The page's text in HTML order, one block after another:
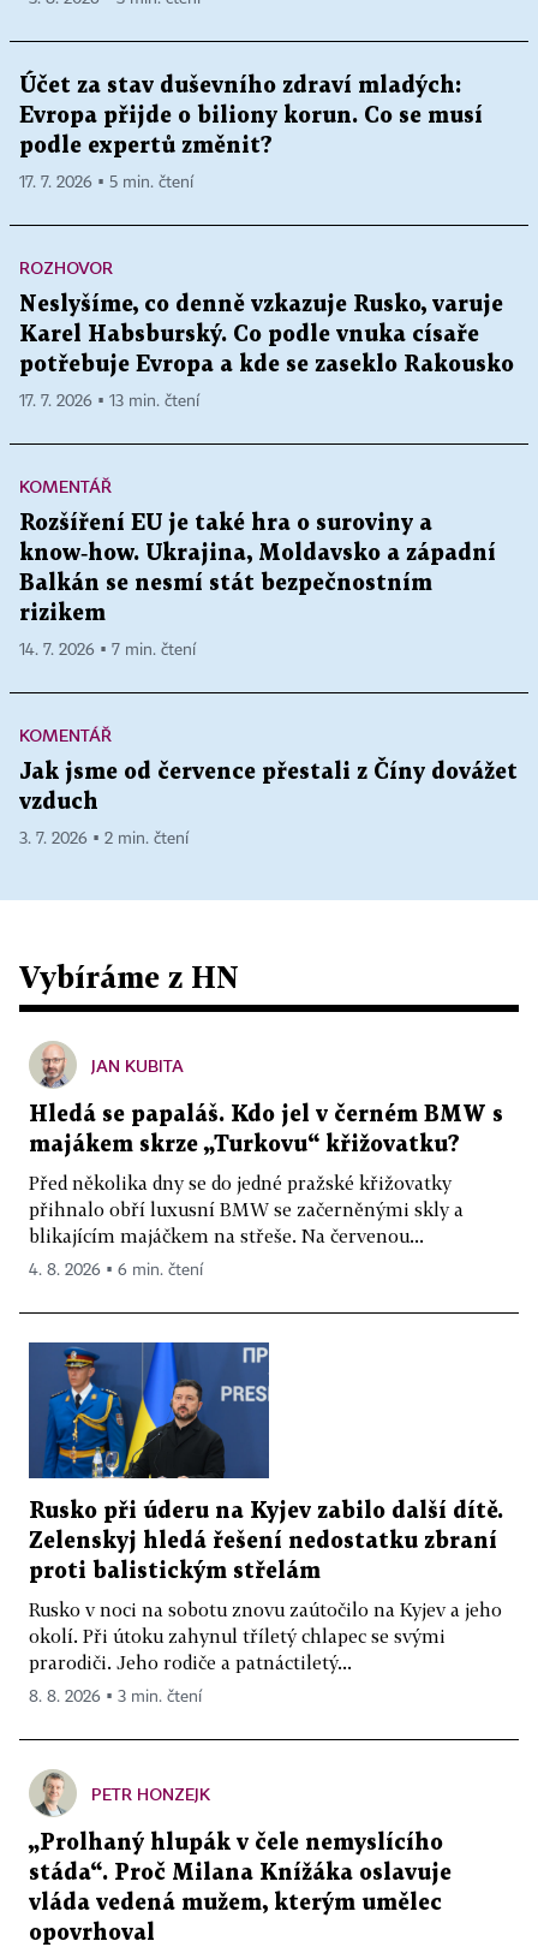
Účet za stav duševního zdraví mladých:
Evropa přijde o biliony korun. Co se musí
podle expertů změnit?
17. 7. 2026 ▪ 5 min. čtení
ROZHOVOR
Neslyšíme, co denně vzkazuje Rusko, varuje
Karel Habsburský. Co podle vnuka císaře
potřebuje Evropa a kde se zaseklo Rakousko
17. 7. 2026 ▪ 13 min. čtení
KOMENTÁŘ
Rozšíření EU je také hra o suroviny a
know‑how. Ukrajina, Moldavsko a západní
Balkán se nesmí stát bezpečnostním
rizikem
14. 7. 2026 ▪ 7 min. čtení
KOMENTÁŘ
Jak jsme od července přestali z Číny dovážet
vzduch
3. 7. 2026 ▪ 2 min. čtení
Vybíráme z HN
JAN KUBITA
Hledá se papaláš. Kdo jel v černém BMW s
majákem skrze „Turkovu“ křižovatku?
Před několika dny se do jedné pražské křižovatky
přihnalo obří luxusní BMW se začerněnými skly a
blikajícím majáčkem na střeše. Na červenou...
4. 8. 2026 ▪ 6 min. čtení
Rusko při úderu na Kyjev zabilo další dítě.
Zelenskyj hledá řešení nedostatku zbraní
proti balistickým střelám
Rusko v noci na sobotu znovu zaútočilo na Kyjev a jeho
okolí. Při útoku zahynul tříletý chlapec se svými
prarodiči. Jeho rodiče a patnáctiletý...
8. 8. 2026 ▪ 3 min. čtení
PETR HONZEJK
„Prolhaný hlupák v čele nemyslícího
stáda“. Proč Milana Knížáka oslavuje
vláda vedená mužem, kterým umělec
opovrhoval